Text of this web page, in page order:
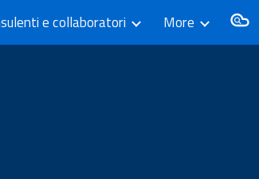
e collaboratori More